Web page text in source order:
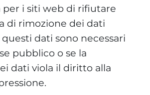
per i siti web di rifiutare
di rimozione dei dati
dati sono necessari
pubblico o se la
dati viola il diritto alla